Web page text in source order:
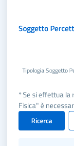
Soggetto
Tipologia Soggetto
* Se si effettua
Fisica" è
Ricerca